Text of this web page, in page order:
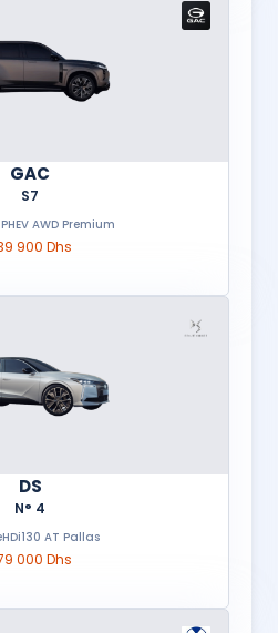
GAC
S7
AWD Premium
900 Dhs
DS
N° 4
AT Pallas
000 Dhs